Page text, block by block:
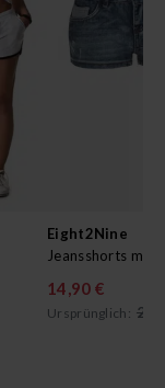
Eight2Nine
Jeansshorts mit
14,90 €
Ursprünglich: